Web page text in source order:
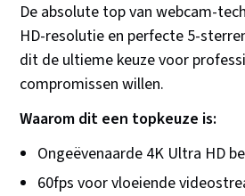
De absolute top van webcam-
HD-resolutie en perfecte 5-
dit de ultieme keuze voor
compromissen willen.
Waarom dit een topkeuze is:
Ongeëvenaarde 4K Ultra HD
60fps voor vloeiende